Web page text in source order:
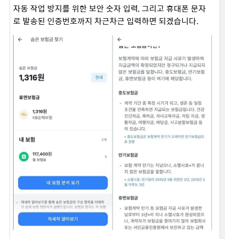
자동 작업 방지를 위한 보안 숫자 입력, 그리고 휴대폰 문자
로 발송된 인증번호까지 차근차근 입력하면 되겠습니다.